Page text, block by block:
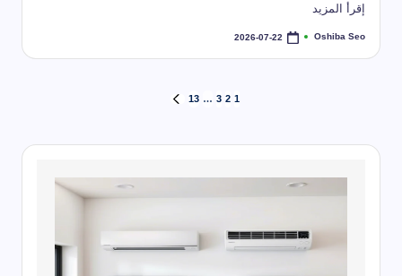
إقرأ المزيد
تمّ
بواسطة
Oshiba Seo
2026-07-22
صفحات
المقالات
1
2
3
…
13